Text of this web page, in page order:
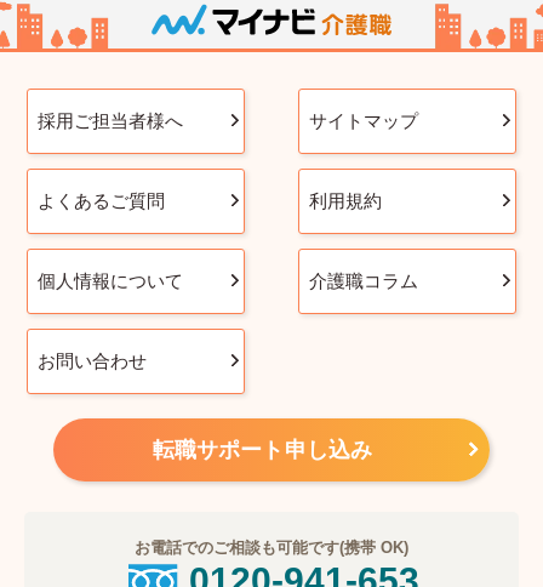
採用ご担当者様へ サイトマップ
よくあるご質問 利用規約
個人情報について 介護職コラム
お問い合わせ
転職サポート申し込み
お電話でのご相談も可能です(携帯 OK)